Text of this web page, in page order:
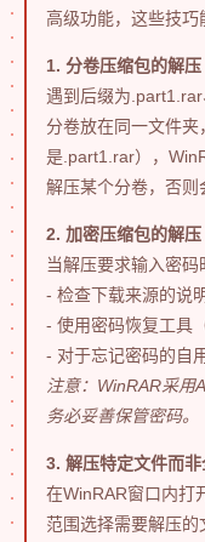
高级功能，这些技巧
1. 分卷压缩包的解压
遇到后缀为
分卷放在同一文件
是.part1.rar），
解压某个分卷，否则
2. 加密压缩包的解压
当解压要求输入密码
- 检查下载来源的说
- 使用密码恢复工具
- 对于忘记密码的自
注意：WinRAR采用
务必妥善保管密码。
3. 解压特定文件而非
在WinRAR窗口内打
范围选择需要解压的